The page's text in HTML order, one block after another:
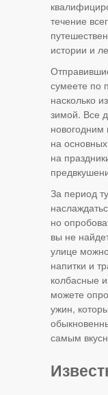
течение
истории и
сумеете по
насколько
зимой. Все
новогодним
на
на
За период
но
вы не
улице
напитки и
колбасные
можете
ужин,
самым